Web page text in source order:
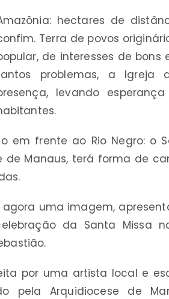
hectares de
Terra de povos
de interesses de bons
problemas, a Igreja
levando
em frente ao Rio Negro: o
de Manaus, terá forma de
uma imagem,
da Santa Missa
por uma artista local e
pela Arquidiocese de